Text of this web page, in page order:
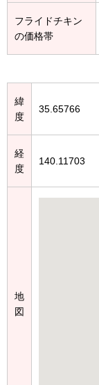
フライドチキン
の価格帯
緯
度
35.65766
経
度
140.11703
地
図